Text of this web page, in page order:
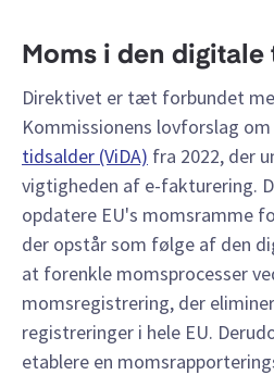
Moms i den
Direktivet er tæt forbundet
Kommissionens lovforslag om
tidsalder (ViDA) fra 2022, der
vigtigheden af e-fakturering.
opdatere EU's momsramme
der opstår som følge af den
at forenkle momsprocesser
momsregistrering, der
registreringer i hele EU.
etablere en